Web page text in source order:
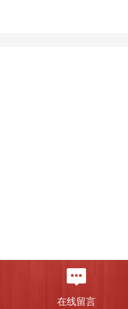
在线留言